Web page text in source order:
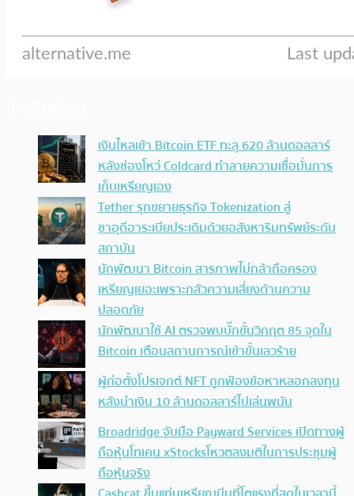
เงินไหลเข้า Bitcoin ETF ทะลุ 620 ล้านดอลลาร์
หลังช่องโหว่ Coldcard ทำลายความเชื่อมั่นการ
เก็บเหรียญเอง
Tether รุกขยายธุรกิจ Tokenization สู่
ซาอุดีอาระเบียประเดิมด้วยอสังหาริมทรัพย์ระดับ
สถาบัน
นักพัฒนา Bitcoin สารภาพไม่กล้าถือครอง
เหรียญเยอะเพราะกลัวความเสี่ยงด้านความ
ปลอดภัย
นักพัฒนาใช้ AI ตรวจพบบั๊กขั้นวิกฤต 85 จุดใน
Bitcoin เตือนสถานการณ์เข้าขั้นเลวร้าย
ผู้ก่อตั้งโปรเจกต์ NFT ถูกฟ้องข้อหาหลอกลงทุน
หลังนำเงิน 10 ล้านดอลลาร์ไปเล่นพนัน
Broadridge จับมือ Payward Services เปิดทางผู้
ถือหุ้นโทเคน xStocksโหวตลงมติในการประชุมผู้
ถือหุ้นจริง